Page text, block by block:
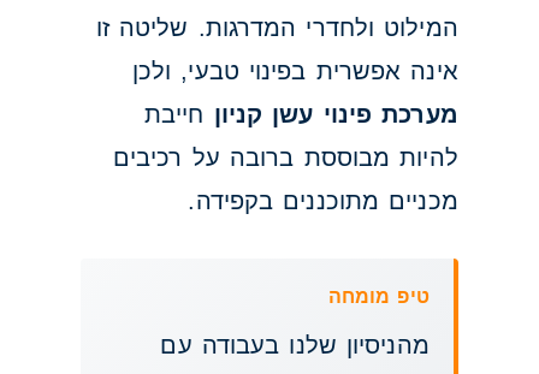
המילוט ולחדרי המדרגות. שליטה זו
אינה אפשרית בפינוי טבעי, ולכן
מערכת פינוי עשן קניון חייבת
להיות מבוססת ברובה על רכיבים
מכניים מתוכננים בקפידה.
טיפ מומחה
מהניסיון שלנו בעבודה עם